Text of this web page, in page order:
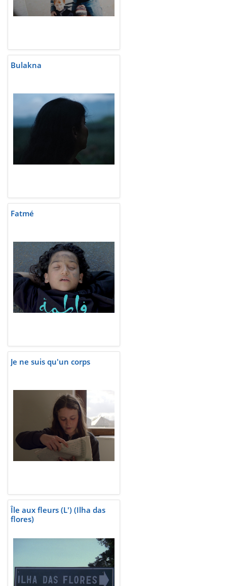
Bulakna
Fatmé
Je ne suis qu'un corps
Île aux fleurs (L') (Ilha das
flores)